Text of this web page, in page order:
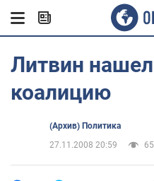
Литвин
коалицию
(Архив) Политика
27.11.2008 20:59